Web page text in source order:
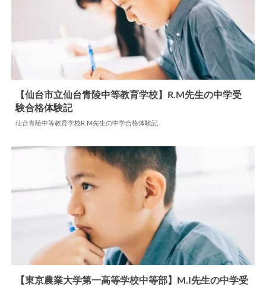
中学合格体験記
【仙台市立仙台青陵中等教育学校】R.M先生の中学受
験合格体験記
仙台青陵中等教育学校R.M先生の中学合格体験記
【東京農業大学第一高等学校中等部】M.I先生の中学受